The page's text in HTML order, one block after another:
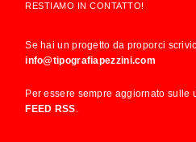
RESTIAMO IN CONTATTO!
Se hai un progetto da proporci
info@tipografiapezzini.com
Per essere sempre aggiornato sulle
FEED RSS.